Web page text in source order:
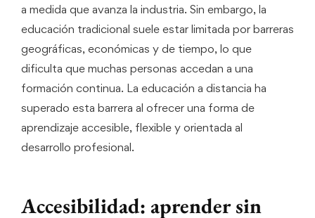
a medida que avanza la industria. Sin embargo, la
educación tradicional suele estar limitada por barreras
geográficas, económicas y de tiempo, lo que
dificulta que muchas personas accedan a una
formación continua. La educación a distancia ha
superado esta barrera al ofrecer una forma de
aprendizaje accesible, flexible y orientada al
desarrollo profesional.
Accesibilidad: aprender sin